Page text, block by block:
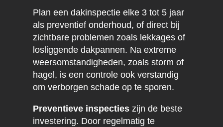
Plan een dakinspectie elke 3 tot 5 jaar
als preventief onderhoud, of direct bij
zichtbare problemen zoals lekkages of
losliggende dakpannen. Na extreme
weersomstandigheden, zoals storm of
hagel, is een controle ook verstandig
om verborgen schade op te sporen.
Preventieve inspectieszijn de beste
investering. Door regelmatig te